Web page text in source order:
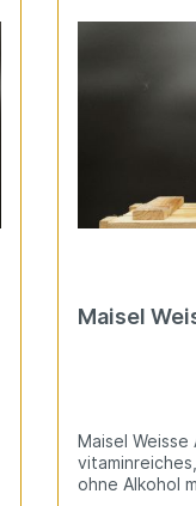
Maisel
Maisel
ohne Alkohol